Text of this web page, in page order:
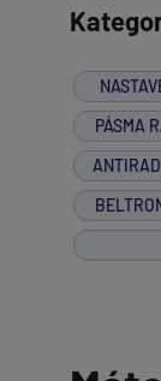
PÁSMA